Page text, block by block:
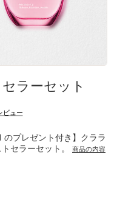
ラーセット
ビュー
のプレゼント付き】クララ
セラーセット。 商品の内容